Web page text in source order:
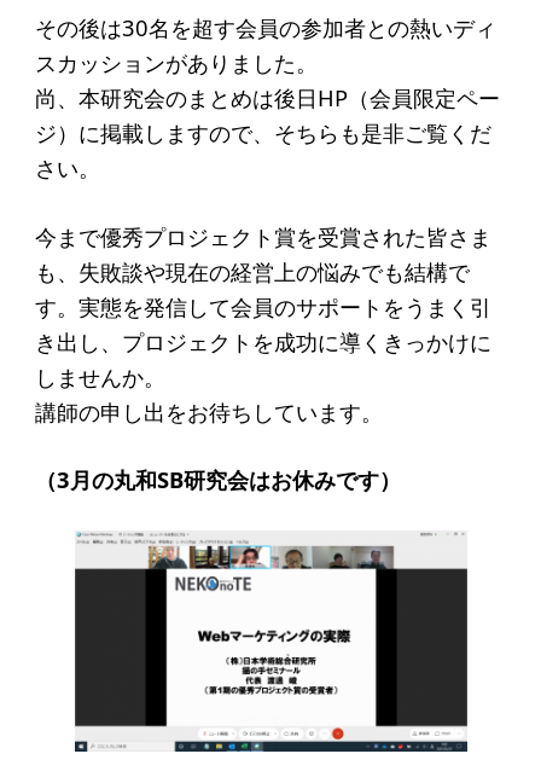
ソーシャルビジネス支援
事業方針
募集要項
ソーシャルビジネスとは
ソーシャルビジネス
受賞者一覧
ソーシャルビジネス研究会
研究会のねらい
研究会一覧
ELPASO会
会員限定ページ
その後は30名を超す会員の参加者との熱いディ
スカッションがありました。
尚、本研究会のまとめは後日HP（会員限定ペー
ジ）に掲載しますので、そちらも是非ご覧くだ
さい。
今まで優秀プロジェクト賞を受賞された皆さま
も、失敗談や現在の経営上の悩みでも結構で
す。実態を発信して会員のサポートをうまく引
き出し、プロジェクトを成功に導くきっかけに
しませんか。
講師の申し出をお待ちしています。
（3月の丸和SB研究会はお休みです）